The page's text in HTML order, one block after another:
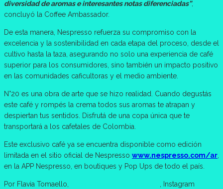
diversidad de aromas e interesantes notas diferenciadas”,
concluyó la Coffee Ambassador.
De esta manera, Nespresso refuerza su compromiso con la
excelencia y la sostenibilidad en cada etapa del proceso, desde el
cultivo hasta la taza, asegurando no solo una experiencia de café
superior para los consumidores, sino también un impacto positivo
en las comunidades caficultoras y el medio ambiente.
N°20 es una obra de arte que se hizo realidad. Cuando degustás
este café y rompés la crema todos sus aromas te atrapan y
despiertan tus sentidos. Disfrutá de una copa única que te
transportará a los cafetales de Colombia.
Este exclusivo café ya se encuentra disponible como edición
limitada en el sitio oficial de Nespresso www.nespresso.com/ar,
en la APP Nespresso, en boutiques y Pop Ups de todo el país.
Por Flavia Tomaello,
, Instagram